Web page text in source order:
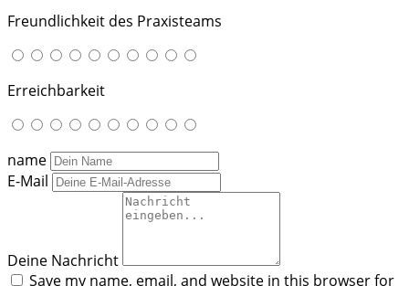
Freundlichkeit des Praxisteams
Erreichbarkeit
name
E-Mail
Deine Nachricht
Save my name, email, and website in this browser for